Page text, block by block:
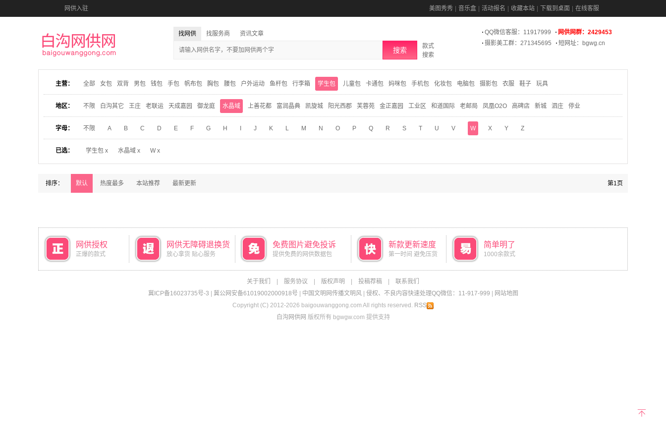
网供入驻 美图秀秀 音乐盒 活动报名 收藏本站 下载到桌面 在线客服
找网供 找服务商 资讯文章
搜索
款式
搜索
QQ微信客服：11917999
网供网群：2429453
摄影美工群：271345695
短网址：bgwg.cn
主营： 全部 女包 双背 男包 钱包 手包 帆布包 胸包 腰包 户外运动 鱼杆包 行李箱 学生包 儿童包 卡通包 妈咪包 手机包 化妆包 电脑包 摄影包 衣服 鞋子 玩具
地区： 不限 白沟其它 王庄 老联运 天成嘉园 御龙庭 水晶域 上善花都 富润晶典 凯旋城 阳光西郡 芙蓉苑 金正嘉园 工业区 和道国际 老邮局 凤凰O2O 高碑店 新城 泗庄 停业
字母： 不限 A B C D E F G H J K L M N O P Q R S T U V W X Y Z
已选： 学生包 x 水晶域 x W x
排序： 默认 热度最多 本站推荐 最新更新 第1页
网供授权
正爆的款式
网供无障碍退换货
放心拿货 贴心服务
免费图片避免投诉
提供免费的网供数据包
新款更新速度
第一时间 避免压货
简单明了
1000余款式
关于我们 服务协议 版权声明 投稿荐稿
联系我们
冀ICP备16023735号-3
冀公网安备61019002000918号 中国文明网传播文明风| 侵权、不良内容快速处理QQ微信：11-917-999
网站地图
Copyright (C) 2012-2026 baigouwanggong.com All rights reserved. RSS
白沟网供网 版权所有 bgwgw.com 提供支持